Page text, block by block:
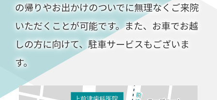
の帰りやお出かけのついでに無理なくご来院
いただくことが可能です。また、お車でお越
しの方に向けて、駐車サービスもございま
す。